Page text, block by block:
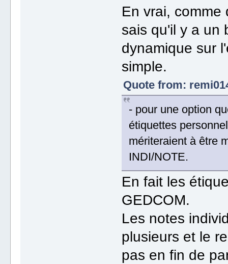
En vrai,
sais qu'il y a un
dynamique sur
simple.
Quote from:
- pour une option
étiquettes
mériteraient à être
INDI/NOTE.
En fait les
GEDCOM.
Les notes
plusieurs et le
pas en fin de